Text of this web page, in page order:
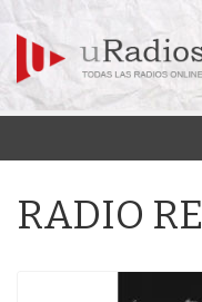
RADIO